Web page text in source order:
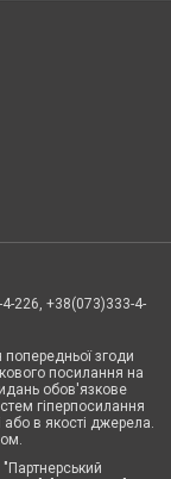
226, +38(073)333-4-
згоди
посилання на
обов'язкове
гіперпосилання
або в якості джерела.